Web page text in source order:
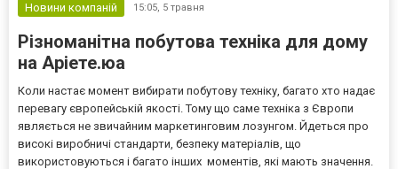
Новини компаній 15:05, 5 травня
Різноманітна побутова техніка для дому
на Аріете.юа
Коли настає момент вибирати побутову техніку, багато хто надає
перевагу європейській якості. Тому що саме техніка з Європи
являється не звичайним маркетинговим лозунгом. Йдеться про
високі виробничі стандарти, безпеку матеріалів, що
використовуються і багато інших моментів, які мають значення.